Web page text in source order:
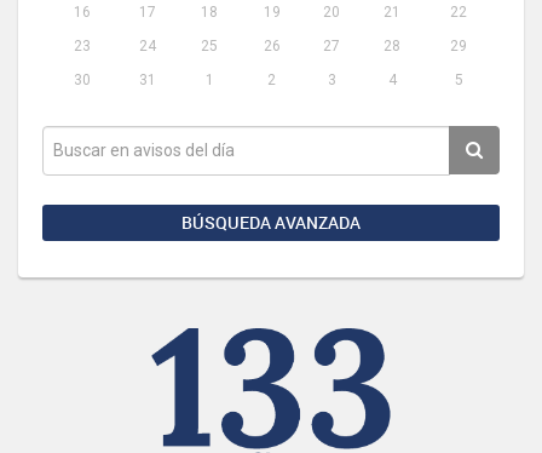
16
17 18 19 20 21
22
23
24 25 26 27 28
29
30
31 1 2 3 4 5
BÚSQUEDA AVANZADA